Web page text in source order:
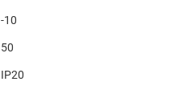
-10
50
IP20